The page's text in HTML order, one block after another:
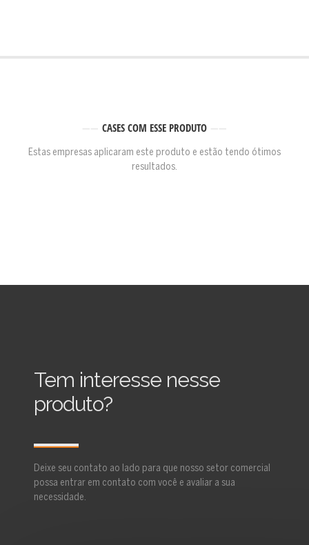
CASES COM ESSE PRODUTO
Estas empresas aplicaram este produto e estão tendo ótimos
resultados.
Tem interesse nesse
produto?
Deixe seu contato ao lado para que nosso setor comercial
possa entrar em contato com você e avaliar a sua
necessidade.